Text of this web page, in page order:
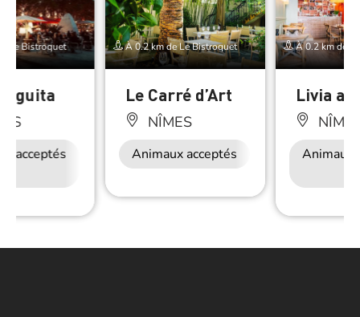
Le Bistroquet
acceptés
Accès Internet
Restauration
À 0.2 km de Le Bistroquet
Le Carré d’Art
NÎMES
Animaux acceptés
À 0.2 km de
Livia a
Animaux